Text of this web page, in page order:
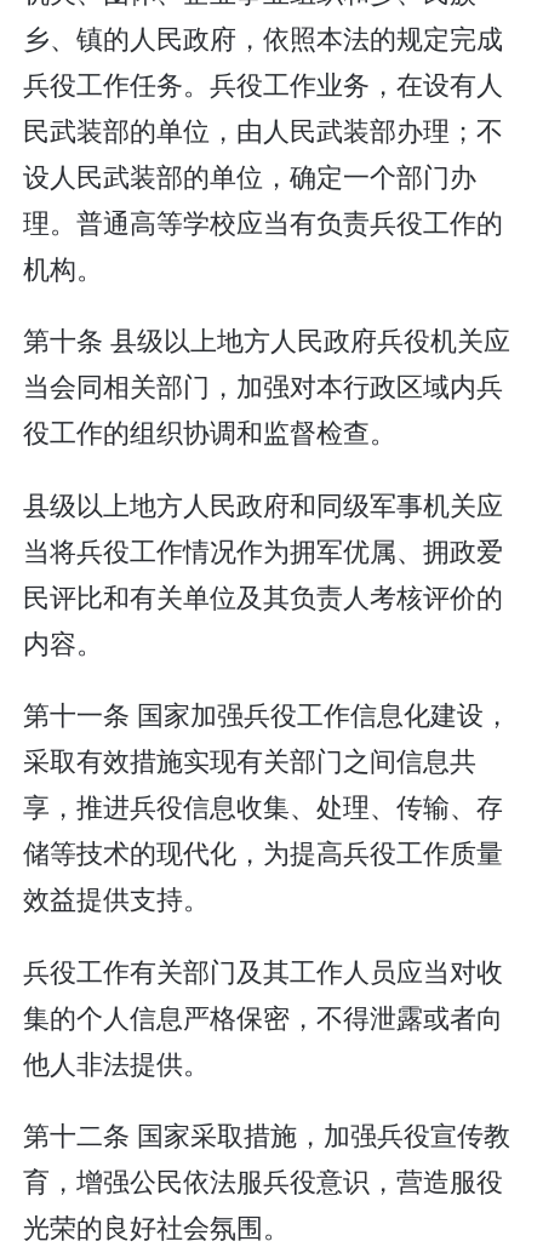
乡、镇的人民政府，依照本法的规定完成
兵役工作任务。兵役工作业务，在设有人
民武装部的单位，由人民武装部办理；不
设人民武装部的单位，确定一个部门办
理。普通高等学校应当有负责兵役工作的
机构。
第十条 县级以上地方人民政府兵役机关应
当会同相关部门，加强对本行政区域内兵
役工作的组织协调和监督检查。
县级以上地方人民政府和同级军事机关应
当将兵役工作情况作为拥军优属、拥政爱
民评比和有关单位及其负责人考核评价的
内容。
第十一条 国家加强兵役工作信息化建设，
采取有效措施实现有关部门之间信息共
享，推进兵役信息收集、处理、传输、存
储等技术的现代化，为提高兵役工作质量
效益提供支持。
兵役工作有关部门及其工作人员应当对收
集的个人信息严格保密，不得泄露或者向
他人非法提供。
第十二条 国家采取措施，加强兵役宣传教
育，增强公民依法服兵役意识，营造服役
光荣的良好社会氛围。